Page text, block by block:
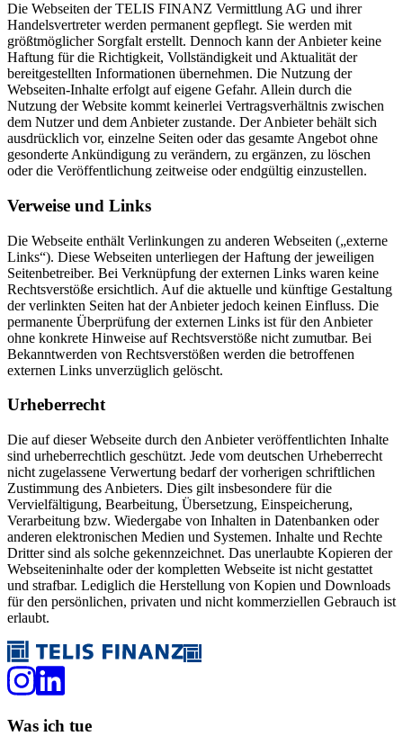
Die Webseiten der TELIS FINANZ Vermittlung AG und ihrer
Handelsvertreter werden permanent gepflegt. Sie werden mit
größtmöglicher Sorgfalt erstellt. Dennoch kann der Anbieter keine
Haftung für die Richtigkeit, Vollständigkeit und Aktualität der
bereitgestellten Informationen übernehmen. Die Nutzung der
Webseiten-Inhalte erfolgt auf eigene Gefahr. Allein durch die
Nutzung der Website kommt keinerlei Vertragsverhältnis zwischen
dem Nutzer und dem Anbieter zustande. Der Anbieter behält sich
ausdrücklich vor, einzelne Seiten oder das gesamte Angebot ohne
gesonderte Ankündigung zu verändern, zu ergänzen, zu löschen
oder die Veröffentlichung zeitweise oder endgültig einzustellen.
Verweise und Links
Die Webseite enthält Verlinkungen zu anderen Webseiten („externe
Links“). Diese Webseiten unterliegen der Haftung der jeweiligen
Seitenbetreiber. Bei Verknüpfung der externen Links waren keine
Rechtsverstöße ersichtlich. Auf die aktuelle und künftige Gestaltung
der verlinkten Seiten hat der Anbieter jedoch keinen Einfluss. Die
permanente Überprüfung der externen Links ist für den Anbieter
ohne konkrete Hinweise auf Rechtsverstöße nicht zumutbar. Bei
Bekanntwerden von Rechtsverstößen werden die betroffenen
externen Links unverzüglich gelöscht.
Urheberrecht
Die auf dieser Webseite durch den Anbieter veröffentlichten Inhalte
sind urheberrechtlich geschützt. Jede vom deutschen Urheberrecht
nicht zugelassene Verwertung bedarf der vorherigen schriftlichen
Zustimmung des Anbieters. Dies gilt insbesondere für die
Vervielfältigung, Bearbeitung, Übersetzung, Einspeicherung,
Verarbeitung bzw. Wiedergabe von Inhalten in Datenbanken oder
anderen elektronischen Medien und Systemen. Inhalte und Rechte
Dritter sind als solche gekennzeichnet. Das unerlaubte Kopieren der
Webseiteninhalte oder der kompletten Webseite ist nicht gestattet
und strafbar. Lediglich die Herstellung von Kopien und Downloads
für den persönlichen, privaten und nicht kommerziellen Gebrauch ist
erlaubt.
Was ich tue